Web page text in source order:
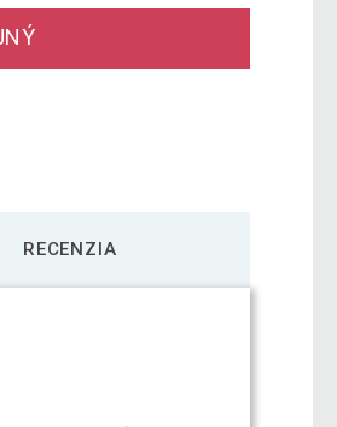
101,99 €
RECENZIA